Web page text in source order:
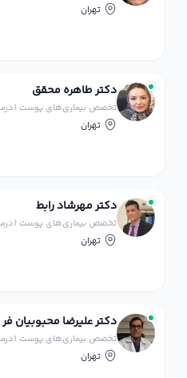
تهران
دکتر طاهره محقق
تخصص بیماری‌های پوست
تهران
دکتر مهرشاد رابط
تخصص بیماری‌های پوست
تهران
دکتر علیرضا محبوبیان فر
تخصص بیماری‌های پوست
تهران